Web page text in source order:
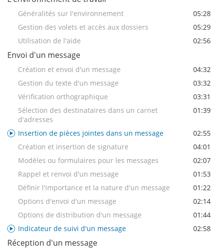
Généralités sur l'environnement
05:28
Gestion des volets et accès aux dossiers
05:29
Utilisation de l'aide
02:56
Envoi d'un message
Création et envoi d'un message
04:32
Gestion du texte d'un message
03:32
Vérification orthographique
03:31
Sélection des destinataires dans un carnet
d'adresses
01:39
Insertion de pièces jointes dans un message
02:55
Création et insertion de signature
04:01
Modèles ou formulaires pour les messages
02:07
Rappel et renvoi d'un message
01:53
Définir l'importance et la nature d'un message
01:22
Options d'envoi d'un message
02:14
Options de distribution d'un message
01:44
Indicateur de suivi d'un message
02:58
Réception d'un message